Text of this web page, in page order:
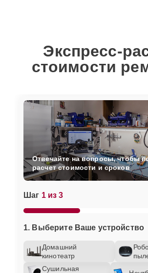
Экспресс-
стоимости
Шаг 1 из 3
1. Выберите Ваше устройство
Домашний
кинотеатр
Сушильная
Отвечайте на вопросы, чтобы
расчет стоимости и сроков